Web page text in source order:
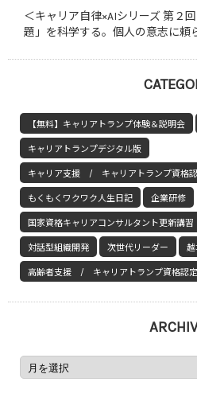
＜キャリア自律×AIシリーズ 第２
題」を科学する。個人の意志に頼
【無料】キャリアトランプ体験＆説明会
キャリアトランプデジタル版
キャリア支援 / キャリアトランプ資格
もくもくワクワク人生日記 企業研修
国家資格キャリアコンサルタント更新講習
対話型組織開発 次世代リーダー 越
高齢者支援 / キャリアトランプ資格認